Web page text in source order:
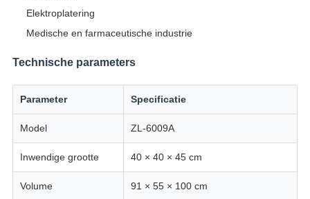
Elektroplatering
Medische en farmaceutische industrie
Technische parameters
Parameter Specificatie
Model ZL-6009A
Inwendige grootte 40 × 40 × 45 cm
Volume 91 × 55 × 100 cm